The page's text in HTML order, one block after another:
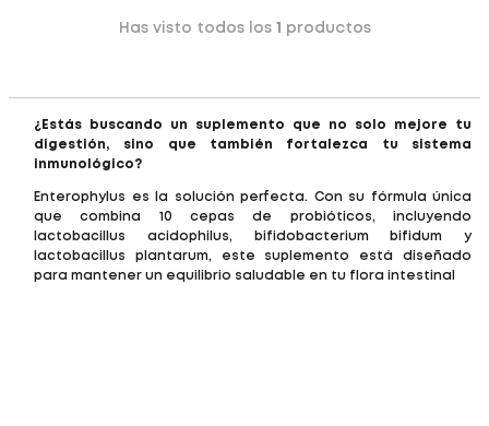
Has visto todos los productos
¿Estás buscando un suplemento que no solo mejore tu
digestión, sino que también fortalezca tu sistema
inmunológico?
Enterophylus es la solución perfecta. Con su fórmula única
que combina 10 cepas de probióticos, incluyendo
lactobacillus acidophilus, bifidobacterium bifidum y
lactobacillus plantarum, este suplemento está diseñado
para mantener un equilibrio saludable en tu flora intestinal